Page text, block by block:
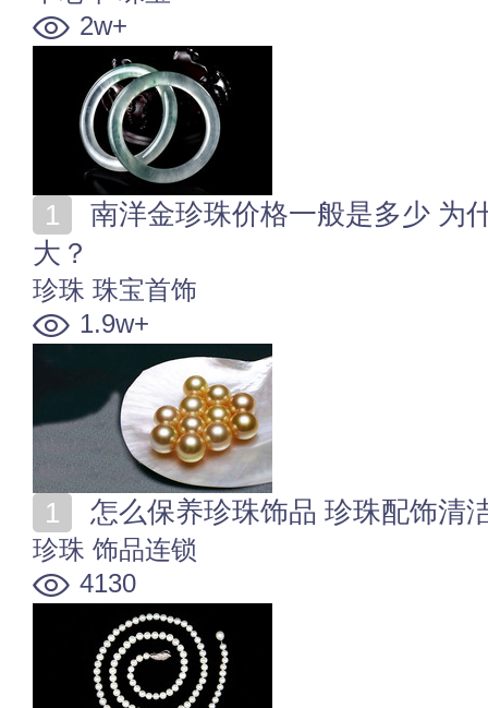
2w+
大？
珍珠 珠宝首饰
1.9w+
怎么保养珍珠饰品 珍珠配饰清
珍珠 饰品连锁
4130